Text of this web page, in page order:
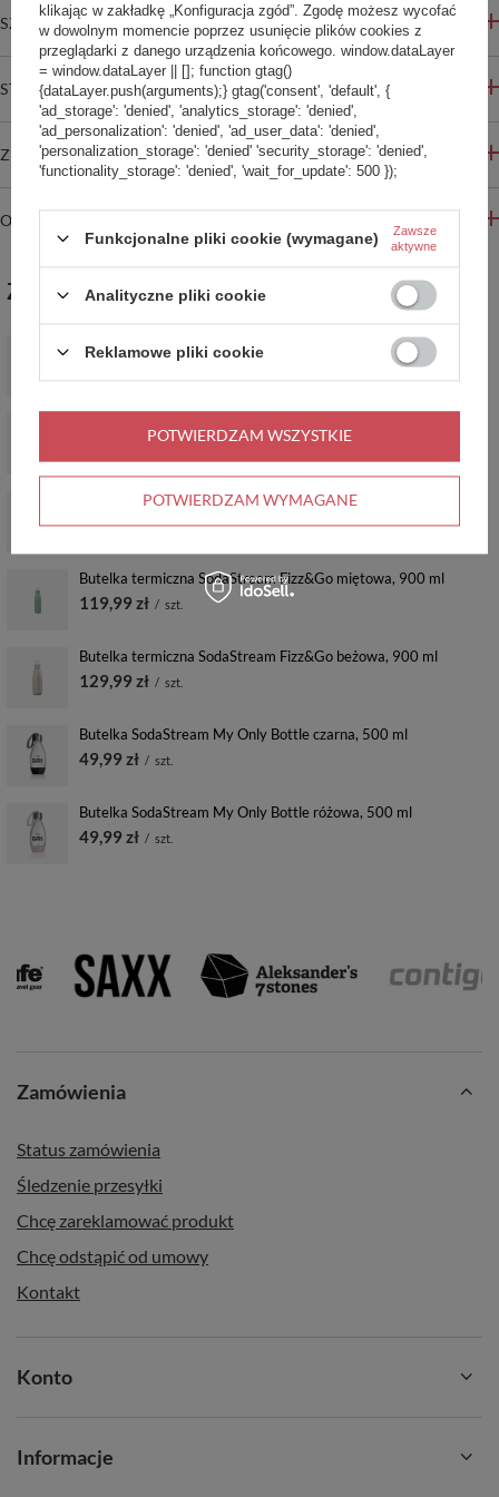
SZCZEGÓŁOWE INFORMACJE
STREFA REKOMENDACJI
ZADAJ PYTANIE
OPINIE
ZABIERZ JESZCZE :)
Zestaw butelek SodaStream Fuse czarnych, 2x1L
Butelka SodaStream My Only Bottle miętowa, 500 ml
49,99 zł / szt.
Butelka termiczna SodaStream Fizz&Go miętowa, 900 ml
119,99 zł / szt.
Butelka termiczna SodaStream Fizz&Go beżowa, 900 ml
129,99 zł / szt.
Butelka SodaStream My Only Bottle czarna, 500 ml
49,99 zł / szt.
Butelka SodaStream My Only Bottle różowa, 500 ml
49,99 zł / szt.
Zamówienia
Status zamówienia
Śledzenie przesyłki
Chcę zareklamować produkt
Chcę odstąpić od umowy
Kontakt
Konto
Informacje
klikając w zakładkę „Konfiguracja zgód”. Zgodę możesz wycofać
w dowolnym momencie poprzez usunięcie plików cookies z
przeglądarki z danego urządzenia końcowego. window.dataLayer
= window.dataLayer || []; function gtag()
{dataLayer.push(arguments);} gtag('consent', 'default', {
'ad_storage': 'denied', 'analytics_storage': 'denied',
'ad_personalization': 'denied', 'ad_user_data': 'denied',
'personalization_storage': 'denied' 'security_storage': 'denied',
'functionality_storage': 'denied', 'wait_for_update': 500 });
Funkcjonalne pliki cookie (wymagane)
Zawsze
aktywne
Analityczne pliki cookie
Reklamowe pliki cookie
POTWIERDZAM WYMAGANE
POTWIERDZAM WSZYSTKIE